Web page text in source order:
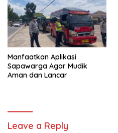
Manfaatkan Aplikasi
Sapawarga Agar Mudik
Aman dan Lancar
Leave a Reply